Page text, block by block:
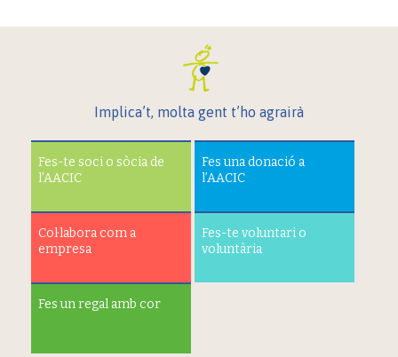
Implica’t, molta gent t’ho agrairà
Fes-te soci o sòcia de
l’AACIC
Fes una donació a
l’AACIC
Col·labora com a
empresa
Fes-te voluntari o
voluntària
Fes un regal amb cor